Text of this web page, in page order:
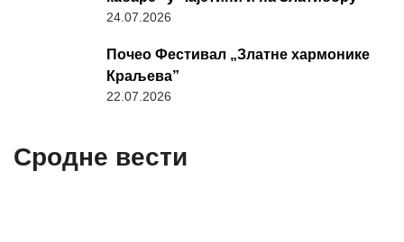
24.07.2026
Почео Фестивал „Златне хармонике
Краљева”
22.07.2026
Сродне вести